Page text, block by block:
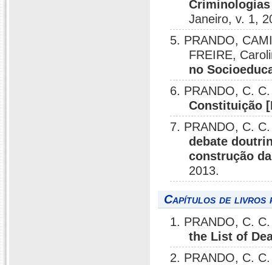
Janeiro, v. 1,
5. PRANDO,
FREIRE,
no
6. PRANDO, C.
Constituição
7. PRANDO, C.
debate
construção
2013.
Capítulos de livros
1. PRANDO, C.
the List of
2. PRANDO, C.